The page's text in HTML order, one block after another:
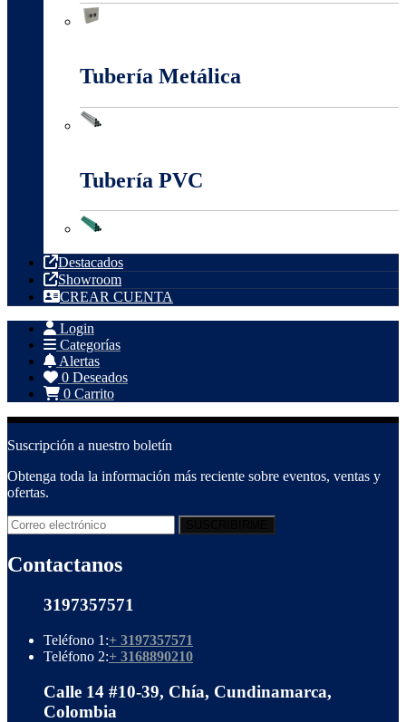
Tubería Metálica
Tubería PVC
Destacados
Showroom
CREAR CUENTA
Login
Categorías
Alertas
0 Deseados
0 Carrito
Suscripción a nuestro boletín
Obtenga toda la información más reciente sobre eventos, ventas y
ofertas.
Contactanos
3197357571
Teléfono 1:+ 3197357571
Teléfono 2:+ 3168890210
Calle 14 #10-39, Chía, Cundinamarca,
Colombia